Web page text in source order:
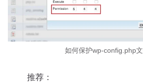
如何保护wp-config.php
推荐：